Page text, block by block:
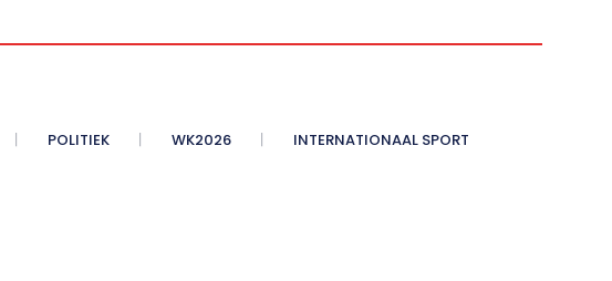
POLITIEK WK2026 INTERNATIONAAL SPORT